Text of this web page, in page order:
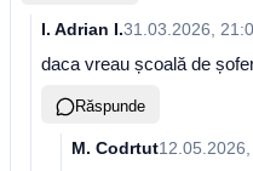
I. Adrian I.31.03.2026,
daca vreau școală de
Răspunde
M. Codrtut